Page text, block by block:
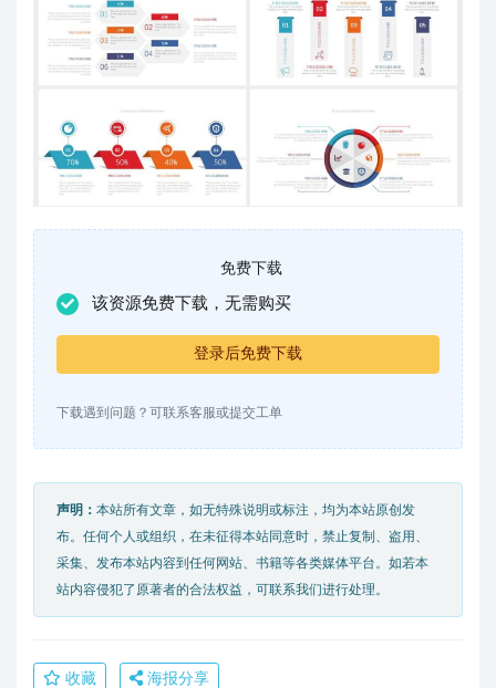
免费下载
该资源免费下载，无需购买
登录后免费下载
下载遇到问题？可联系客服或提交工单
声明： 本站所有文章，如无特殊说明或标注，均为本站原创发
布。任何个人或组织，在未征得本站同意时，禁止复制、盗用、
采集、发布本站内容到任何网站、书籍等各类媒体平台。如若本
站内容侵犯了原著者的合法权益，可联系我们进行处理。
收藏 海报分享